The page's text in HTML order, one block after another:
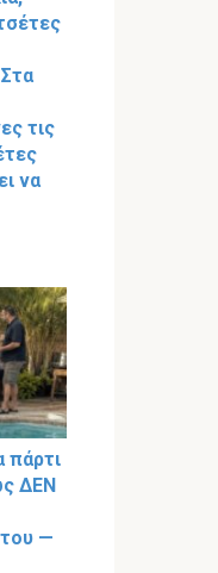
τις
να
πάρτι
ΔΕΝ
του —